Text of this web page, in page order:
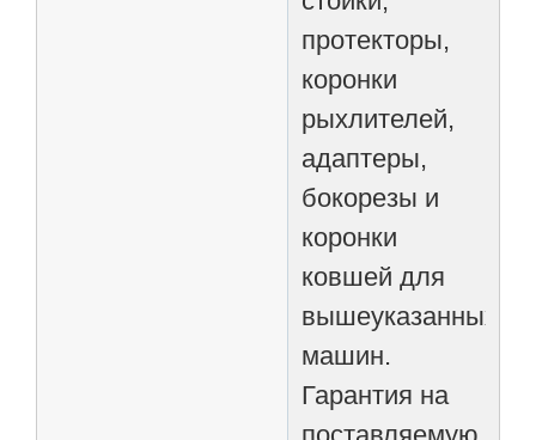
протекторы,
коронки
рыхлителей,
адаптеры,
бокорезы и
коронки
ковшей для
вышеуказанных
машин.
Гарантия на